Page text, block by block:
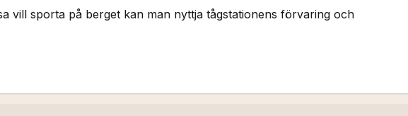
vill sporta på berget kan man nyttja tågstationens förvaring och